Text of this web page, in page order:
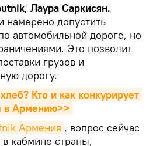
Лаура Саркисян.
намерено допустить
автомобильной дороге, но
Это позволит
грузов и
дорогу.
Кто и как конкурирует
в Армению>>
Армения , вопрос сейчас
кабмине страны,